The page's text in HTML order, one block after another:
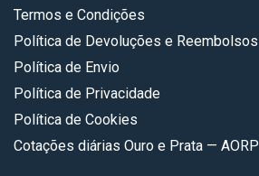
Termos e Condições
Política de Devoluções e Reembolsos
Política de Envio
Política de Privacidade
Política de Cookies
Cotações diárias Ouro e Prata — AORP